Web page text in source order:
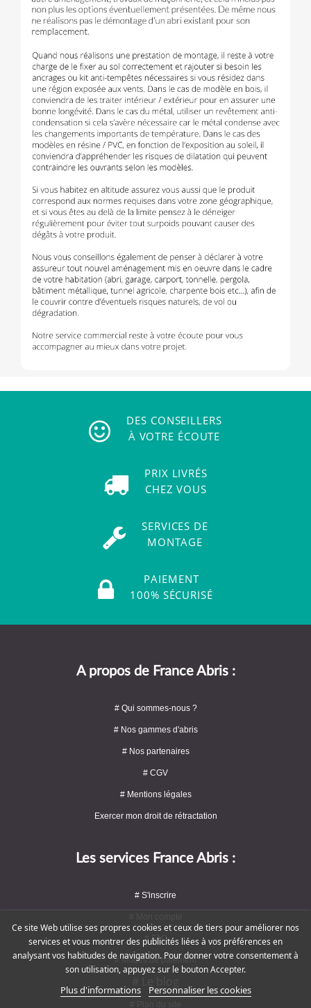
DES CONSEILLERS
À VOTRE ÉCOUTE
PRIX LIVRÉS
CHEZ VOUS
SERVICES DE
MONTAGE
PAIEMENT
100% SÉCURISÉ
A propos de France Abris :
# Qui sommes-nous ?
# Nos gammes d'abris
# Nos partenaires
# CGV
# Mentions légales
Exercer mon droit de rétractation
Les services France Abris :
# S'inscrire
# FAQ
# Modes de paiement
Ce site Web utilise ses propres cookies et ceux de tiers pour améliorer nos
services et vous montrer des publicités liées à vos préférences en
analysant vos habitudes de navigation. Pour donner votre consentement à
son utilisation, appuyez sur le bouton Accepter.
Plus d'informations Personnaliser les cookies